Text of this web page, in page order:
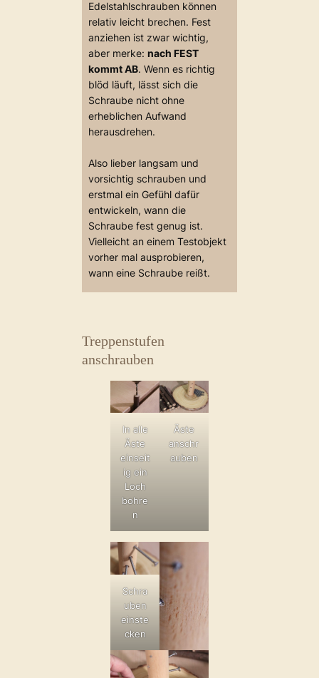
Edelstahlschrauben können
relativ leicht brechen. Fest
anziehen ist zwar wichtig,
aber merke:nach FEST
kommt AB. Wenn es richtig
blöd läuft, lässt sich die
Schraube nicht ohne
erheblichen Aufwand
herausdrehen.
Also lieber langsam und
vorsichtig schrauben und
erstmal ein Gefühl dafür
entwickeln, wann die
Schraube fest genug ist.
Vielleicht an einem Testobjekt
vorher mal ausprobieren,
wann eine Schraube reißt.
Treppenstufen
anschrauben
In alle
Äste
einseit
ig ein
Loch
bohre
n
Äste
anschr
auben
Schra
uben
einste
cken